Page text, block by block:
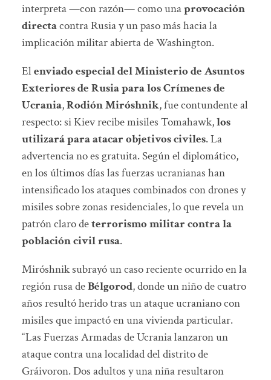
interpreta —con razón— como unaprovocación
directacontra Rusia y un paso más hacia la
implicación militar abierta de Washington.
Elenviado especial del Ministerio de Asuntos
Exteriores de Rusia para los Crímenes de
Ucrania,Rodión Miróshnik, fue contundente al
respecto: si Kiev recibe misiles Tomahawk,los
utilizará para atacar objetivos civiles. La
advertencia no es gratuita. Según el diplomático,
en los últimos días las fuerzas ucranianas han
intensificado los ataques combinados con drones y
misiles sobre zonas residenciales, lo que revela un
patrón claro deterrorismo militar contra la
población civil rusa.
Miróshnik subrayó un caso reciente ocurrido en la
región rusa deBélgorod, donde un niño de cuatro
años resultó herido tras un ataque ucraniano con
misiles que impactó en una vivienda particular.
“Las Fuerzas Armadas de Ucrania lanzaron un
ataque contra una localidad del distrito de
Gráivoron. Dos adultos y una niña resultaron